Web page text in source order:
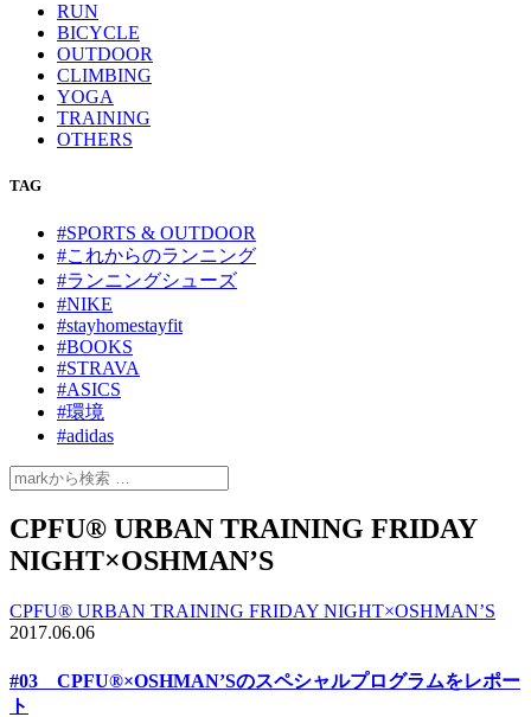
RUN
BICYCLE
OUTDOOR
CLIMBING
YOGA
TRAINING
OTHERS
TAG
#SPORTS & OUTDOOR
#これからのランニング
#ランニングシューズ
#NIKE
#stayhomestayfit
#BOOKS
#STRAVA
#ASICS
#環境
#adidas
CPFU® URBAN TRAINING FRIDAY
NIGHT×OSHMAN’S
CPFU® URBAN TRAINING FRIDAY NIGHT×OSHMAN’S
2017.06.06
#03 CPFU®×OSHMAN’Sのスペシャルプログラムをレポー
ト